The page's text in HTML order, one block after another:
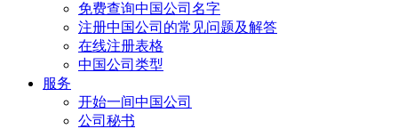
免费查询中国公司名字
注册中国公司的常见问题及解答
在线注册表格
中国公司类型
服务
开始一间中国公司
公司秘书